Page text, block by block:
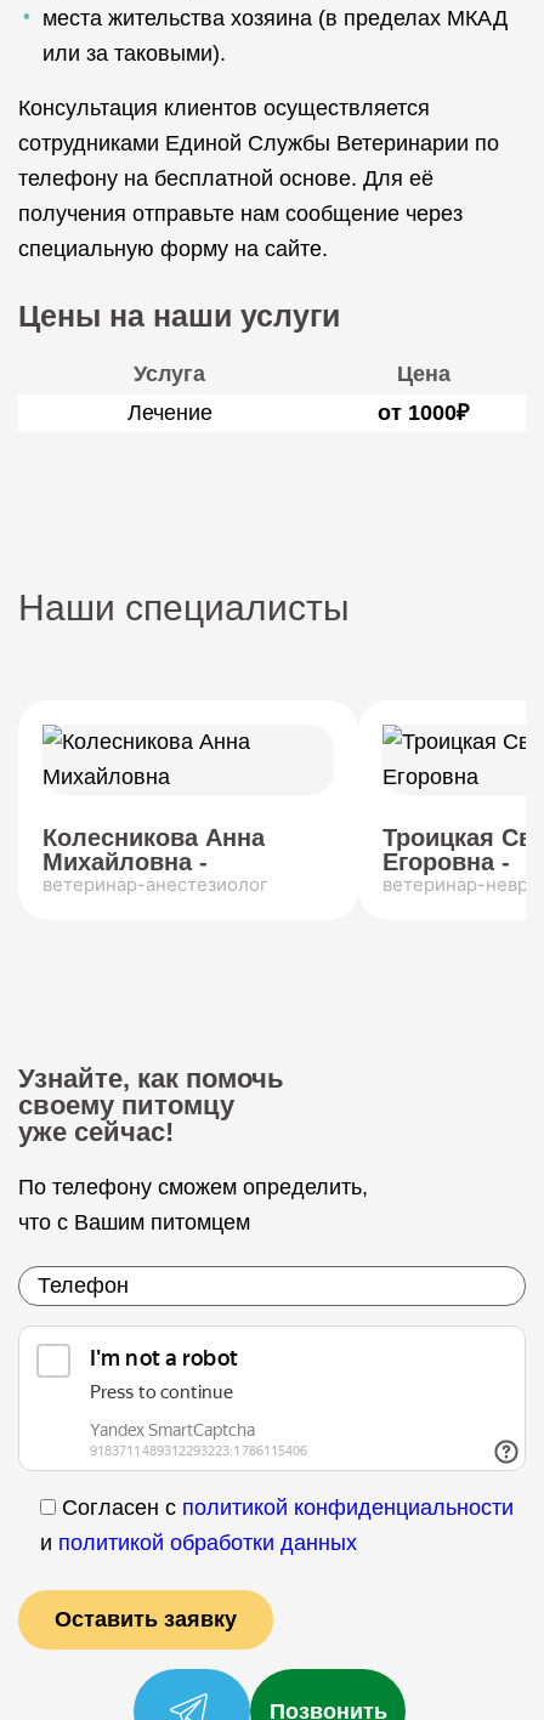
места жительства хозяина (в пределах МКАД
или за таковыми).
Консультация клиентов осуществляется
сотрудниками Единой Службы Ветеринарии по
телефону на бесплатной основе. Для её
получения отправьте нам сообщение через
специальную форму на сайте.
Цены на наши услуги
Услуга
Цена
Лечение
от 1000₽
Наши специалисты
Колесникова Анна
Михайловна -
ветеринар-анестезиолог
Троицкая
Егоровна -
ветеринар-
Узнайте, как помочь
своему питомцу
уже сейчас!
По телефону сможем определить,
что с Вашим питомцем
Согласен с политикой конфиденциальности
и политикой обработки данных
Позвонить